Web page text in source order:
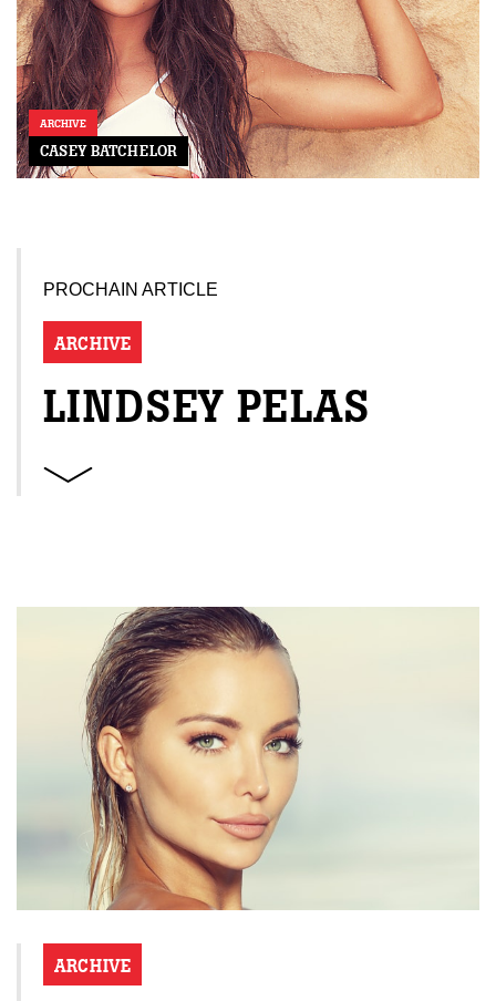
ARCHIVE
CASEY BATCHELOR
PROCHAIN ARTICLE
ARCHIVE
LINDSEY PELAS
ARCHIVE